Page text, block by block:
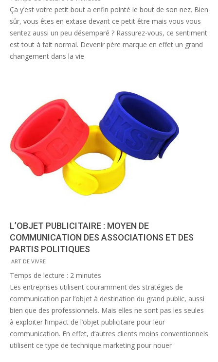
07
Ça y’est votre petit bout a enfin pointé le bout de son nez. Bien
sûr, vous êtes en extase devant ce petit être mais vous vous
sentez aussi un peu désemparé ? Rassurez-vous, ce sentiment
est tout à fait normal. Devenir père marque en effet un grand
changement dans la vie
L’OBJET PUBLICITAIRE : MOYEN DE
COMMUNICATION DES ASSOCIATIONS ET DES
PARTIS POLITIQUES
2015-
06-
25
ART DE VIVRE
Temps de lecture : 2 minutes
Les entreprises utilisent couramment des stratégies de
communication par l’objet à destination du grand public, aussi
bien que des professionnels. Mais elles ne sont pas les seules
à exploiter l’impact de l’objet publicitaire pour leur
communication. En effet, d’autres clients moins conventionnels
utilisent ce type de technique marketing pour nouer